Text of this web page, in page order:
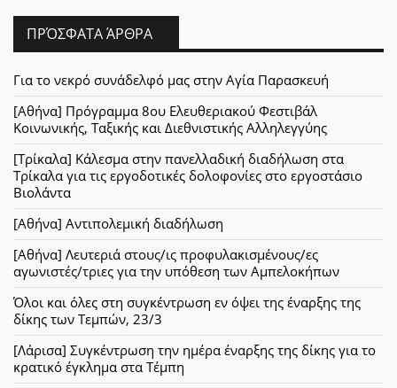
ΠΡΌΣΦΑΤΑ ΆΡΘΡΑ
Για το νεκρό συνάδελφό μας στην Αγία Παρασκευή
[Αθήνα] Πρόγραμμα 8ου Ελευθεριακού Φεστιβάλ
Κοινωνικής, Ταξικής και Διεθνιστικής Αλληλεγγύης
[Τρίκαλα] Κάλεσμα στην πανελλαδική διαδήλωση στα
Τρίκαλα για τις εργοδοτικές δολοφονίες στο εργοστάσιο
Βιολάντα
[Αθήνα] Αντιπολεμική διαδήλωση
[Αθήνα] Λευτεριά στους/ις προφυλακισμένους/ες
αγωνιστές/τριες για την υπόθεση των Αμπελοκήπων
Όλοι και όλες στη συγκέντρωση εν όψει της έναρξης της
δίκης των Τεμπών, 23/3
[Λάρισα] Συγκέντρωση την ημέρα έναρξης της δίκης για το
κρατικό έγκλημα στα Τέμπη